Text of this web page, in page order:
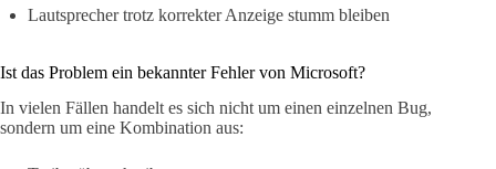
Lautsprecher trotz korrekter Anzeige stumm bleiben
Ist das Problem ein bekannter Fehler von Microsoft?
In vielen Fällen handelt es sich nicht um einen einzelnen Bug,
sondern um eine Kombination aus: